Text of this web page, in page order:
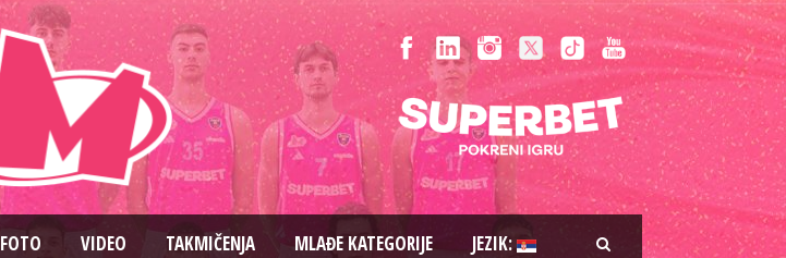
FOTO VIDEO TAKMIČENJA MLAĐE KATEGORIJE JEZIK: